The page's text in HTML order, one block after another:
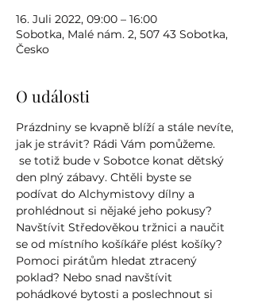
16. Juli 2022, 09:00 – 16:00
Sobotka, Malé nám. 2, 507 43 Sobotka,
Česko
O události
Prázdniny se kvapně blíží a stále nevíte,
jak je strávit? Rádi Vám pomůžeme.
den plný zábavy. Chtěli byste se
podívat do Alchymistovy dílny a
prohlédnout si nějaké jeho pokusy?
Navštívit Středověkou tržnici a naučit
se od místního košíkáře plést košíky?
Pomoci pirátům hledat ztracený
poklad? Nebo snad navštívit
pohádkové bytosti a poslechnout si